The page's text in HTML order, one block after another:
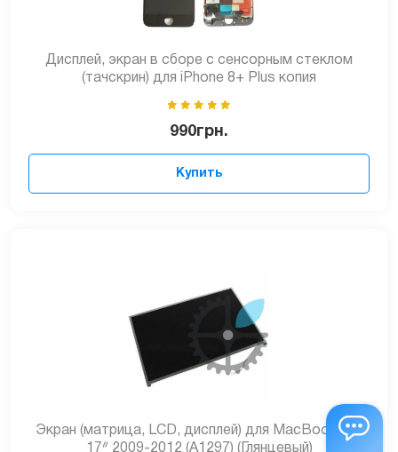
Дисплей, экран в сборе с сенсорным стеклом
(тачскрин) для iPhone 8+ Plus копия
990грн.
Купить
Экран (матрица, LCD, дисплей) для MacBook Pro
17ᐥ 2009-2012 (A1297) (Глянцевый)